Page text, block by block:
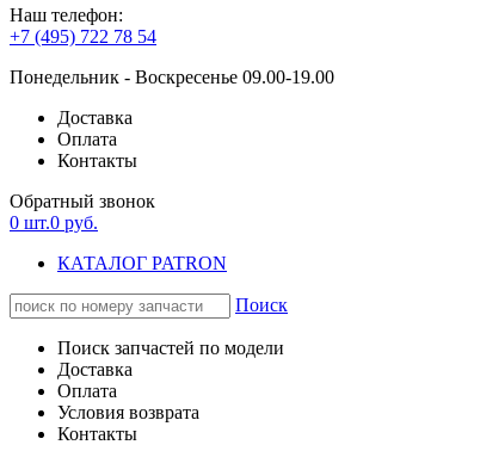
Наш телефон:
+7 (495) 722 78 54
Понедельник - Воскресенье 09.00-19.00
Доставка
Оплата
Контакты
Обратный звонок
0 шт.0 руб.
КАТАЛОГ PATRON
Поиск
Поиск запчастей по модели
Доставка
Оплата
Условия возврата
Контакты